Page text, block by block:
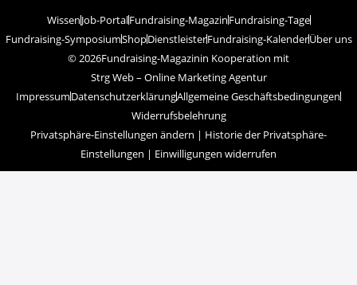
WissenJob-PortalFundraising-MagazinFundraising-Tage
Fundraising-SymposiumShopDienstleisterFundraising-KalenderÜber uns
© 2026Fundraising-Magazinin Kooperation mit
Strg Web – Online Marketing Agentur
ImpressumDatenschutzerklärungAllgemeine Geschäftsbedingungen
Widerrufsbelehrung
Privatsphäre-Einstellungen ändern | Historie der Privatsphäre-
Einstellungen | Einwilligungen widerrufen